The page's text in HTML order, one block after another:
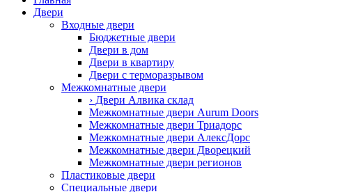
Двери
Входные двери
Бюджетные двери
Двери в дом
Двери в квартиру
Двери с терморазрывом
Межкомнатные двери
› Двери Алвика склад
Межкомнатные двери Aurum Doors
Межкомнатные двери Триадорс
Межкомнатные двери АлексДорс
Межкомнатные двери Дворецкий
Межкомнатные двери регионов
Пластиковые двери
Специальные двери